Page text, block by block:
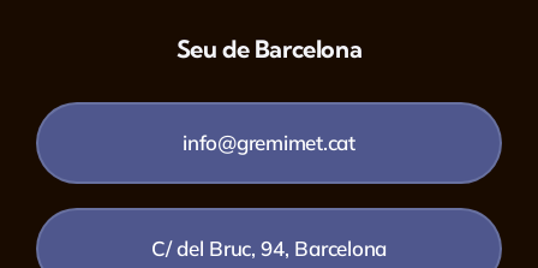
Seu de Barcelona
info@gremimet.cat
C/ del Bruc, 94, Barcelona